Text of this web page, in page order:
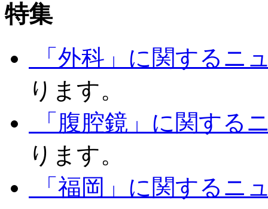
特集
「外科」に関するニ
ります。
「腹腔鏡」に関する
ります。
「福岡」に関するニ